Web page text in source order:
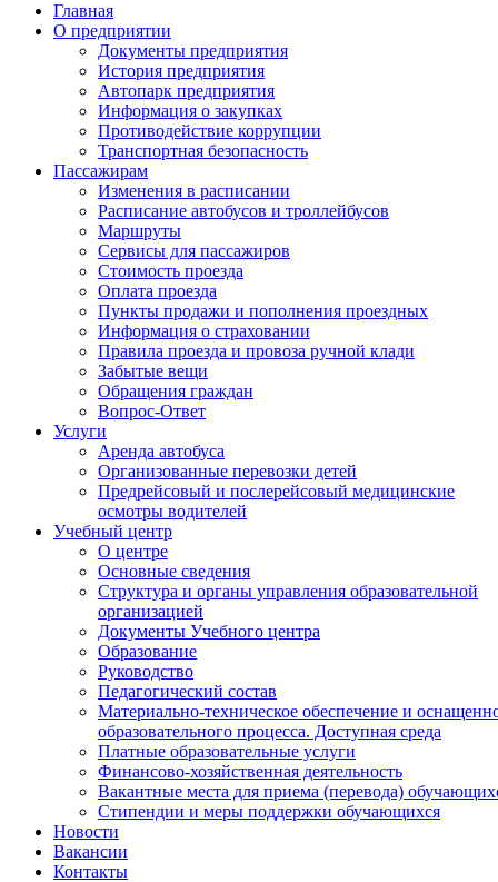
Главная
О предприятии
Документы предприятия
История предприятия
Автопарк предприятия
Информация о закупках
Противодействие коррупции
Транспортная безопасность
Пассажирам
Изменения в расписании
Расписание автобусов и троллейбусов
Маршруты
Сервисы для пассажиров
Стоимость проезда
Оплата проезда
Пункты продажи и пополнения проездных
Информация о страховании
Правила проезда и провоза ручной клади
Забытые вещи
Обращения граждан
Вопрос-Ответ
Услуги
Аренда автобуса
Организованные перевозки детей
Предрейсовый и послерейсовый медицинские
осмотры водителей
Учебный центр
О центре
Основные сведения
Структура и органы управления образовательной
организацией
Документы Учебного центра
Образование
Руководство
Педагогический состав
Материально-техническое обеспечение и
образовательного процесса. Доступная среда
Платные образовательные услуги
Финансово-хозяйственная деятельность
Вакантные места для приема (перевода)
Стипендии и меры поддержки обучающихся
Новости
Вакансии
Контакты